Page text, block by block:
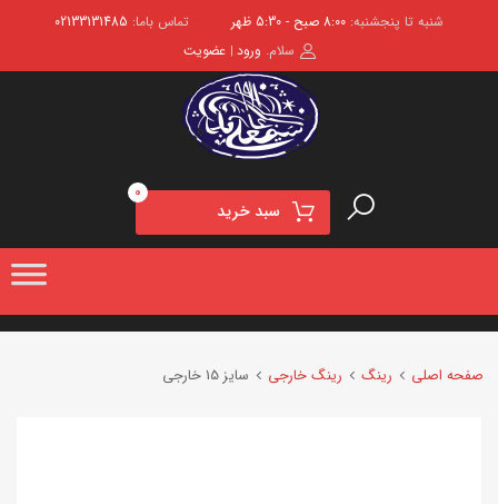
شنبه تا پنجشنبه:8:00 صبح - 5:30 ظهر تماس باما: 02133131485
سلام. ورود | عضویت
سبد خرید
0
صفحه اصلی رینگ رینگ خارجی سایز 15 خارجی